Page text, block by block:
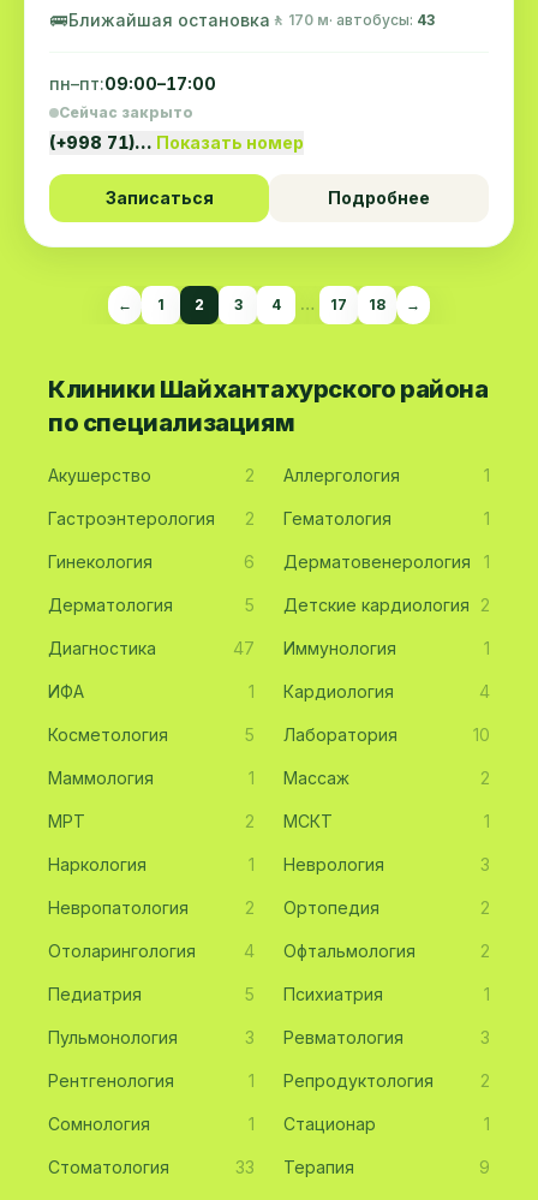
🚌Ближайшая остановка 🚶 170 м· автобусы: 43
пн–пт:09:00–17:00
Сейчас закрыто
(+998 71)… Показать номер
Записаться Подробнее
← 1 2 3 4 … 17 18 →
Клиники Шайхантахурского района
по специализациям
Акушерство 2 Аллергология 1
Гастроэнтерология 2 Гематология 1
Гинекология 6 Дерматовенерология 1
Дерматология 5 Детские кардиология 2
Диагностика 47 Иммунология 1
ИФА 1 Кардиология 4
Косметология 5 Лаборатория 10
Маммология 1 Массаж 2
МРТ 2 МСКТ 1
Наркология 1 Неврология 3
Невропатология 2 Ортопедия 2
Отоларингология 4 Офтальмология 2
Педиатрия 5 Психиатрия 1
Пульмонология 3 Ревматология 3
Рентгенология 1 Репродуктология 2
Сомнология 1 Стационар 1
Стоматология 33 Терапия 9